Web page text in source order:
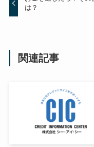
は？
関連記事